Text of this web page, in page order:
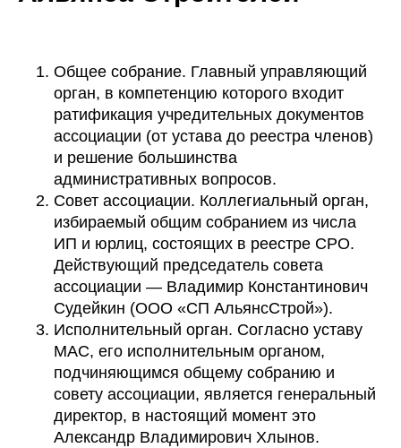
Общее собрание. Главный управляющий
орган, в компетенцию которого входит
ратификация учредительных документов
ассоциации (от устава до реестра членов)
и решение большинства
административных вопросов.
Совет ассоциации. Коллегиальный орган,
избираемый общим собранием из числа
ИП и юрлиц, состоящих в реестре СРО.
Действующий председатель совета
ассоциации — Владимир Константинович
Судейкин (ООО «СП АльянсСтрой»).
Исполнительный орган. Согласно уставу
МАС, его исполнительным органом,
подчиняющимся общему собранию и
совету ассоциации, является генеральный
директор, в настоящий момент это
Александр Владимирович Хлынов.